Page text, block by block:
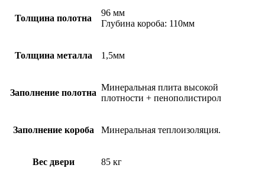
Толщина полотна
96 мм
Глубина короба: 110мм
Толщина металла 1,5мм
Заполнение полотна
Минеральная плита высокой
плотности + пенополистирол
Заполнение короба Минеральная теплоизоляция.
Вес двери 85 кг